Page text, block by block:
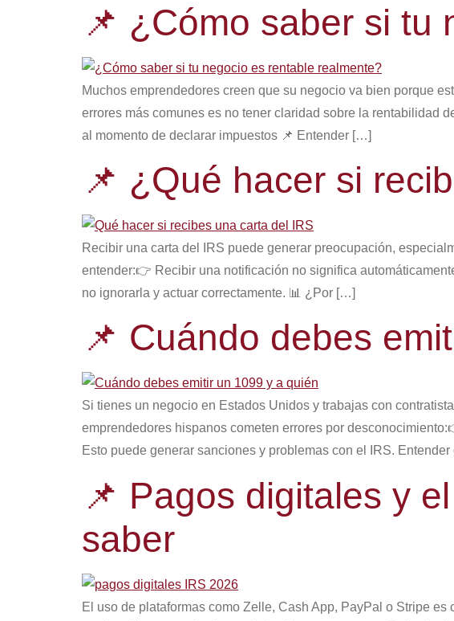
📌 ¿Cómo saber si tu
Muchos emprendedores creen que su negocio va bien porque
errores más comunes es no tener claridad sobre la
al momento de declarar impuestos 📌 Entender […]
📌 ¿Qué hacer si
Recibir una carta del IRS puede generar preocupación,
entender:👉 Recibir una notificación no significa
no ignorarla y actuar correctamente. 📊 ¿Por […]
📌 Cuándo debes
Si tienes un negocio en Estados Unidos y trabajas con
emprendedores hispanos cometen errores por
Esto puede generar sanciones y problemas con el IRS.
📌 Pagos digitales y
saber
El uso de plataformas como Zelle, Cash App, PayPal o Stripe